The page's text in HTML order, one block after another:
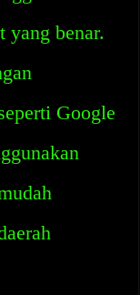
yang benar.
Google